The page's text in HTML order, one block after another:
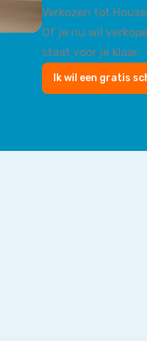
Verkozen tot
Of je nu wil
staat voor je klaar.
Ik wil een gratis